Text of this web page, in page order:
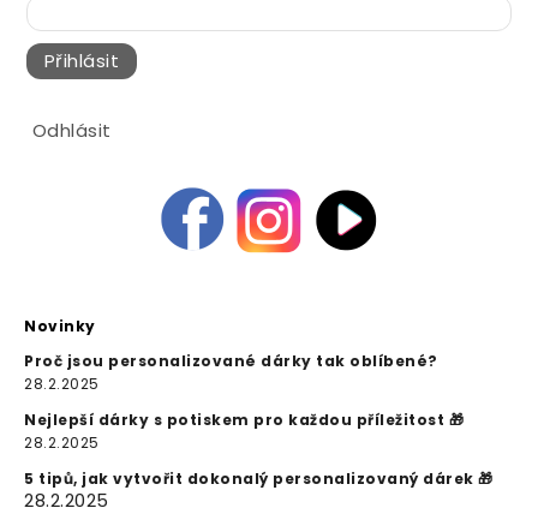
Přihlásit
Odhlásit
Novinky
Proč jsou personalizované dárky tak oblíbené?
28.2.2025
Nejlepší dárky s potiskem pro každou příležitost 🎁
28.2.2025
5 tipů, jak vytvořit dokonalý personalizovaný dárek 🎁
28.2.2025